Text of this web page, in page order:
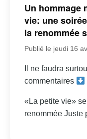
Un hommage
vie: une
la renommée
Publié le jeudi 16
Il ne faudra
commentaires
«La petite vie»
renommée Juste